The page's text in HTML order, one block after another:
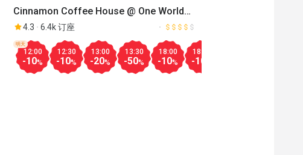
19:00
-20
19:30
-20
20:00
-20
20:30
-30
12:30
-20
Aug.09
18:00
-10
Cinnamon Coffee House @ One World
Hotel
4.3 6.4k 订座
12:00
-10%
明天
12:30
-10%
13:00
-20%
13:30
-50%
18:00
-10%
18:30
-10